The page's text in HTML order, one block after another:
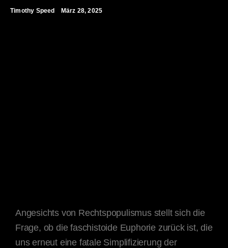
Timothy Speed März 28, 2025
Angesichts von Rechtspopulismus stellt sich die
Frage, ob die faschistoide Euphorie zurück ist, die
uns erneut eine fatale Simplifizierung der